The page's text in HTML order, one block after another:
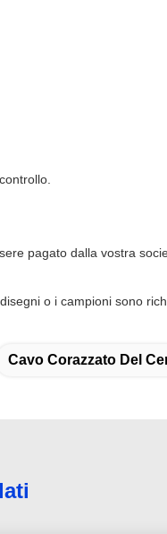
pagato dalla vostra
o i campioni sono
Cavo Corazzato Del